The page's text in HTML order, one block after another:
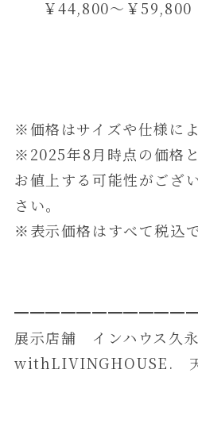
￥44,800～￥59,800
※価格はサイズや仕様に
※2025年8月時点の価格
お値上する可能性がござ
さい。
※表示価格はすべて税込
展示店舗 インハウス久永
withLIVINGHOUSE.